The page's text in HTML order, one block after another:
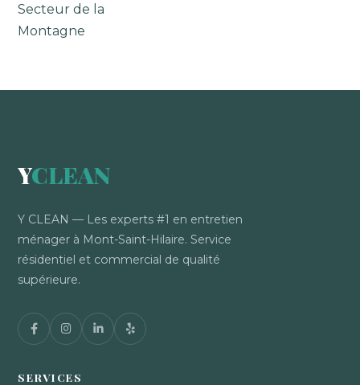
Secteur de la
Montagne
YCLEAN
Y CLEAN — Les experts #1 en entretien
ménager à Mont-Saint-Hilaire. Service
résidentiel et commercial de qualité
supérieure.
SERVICES